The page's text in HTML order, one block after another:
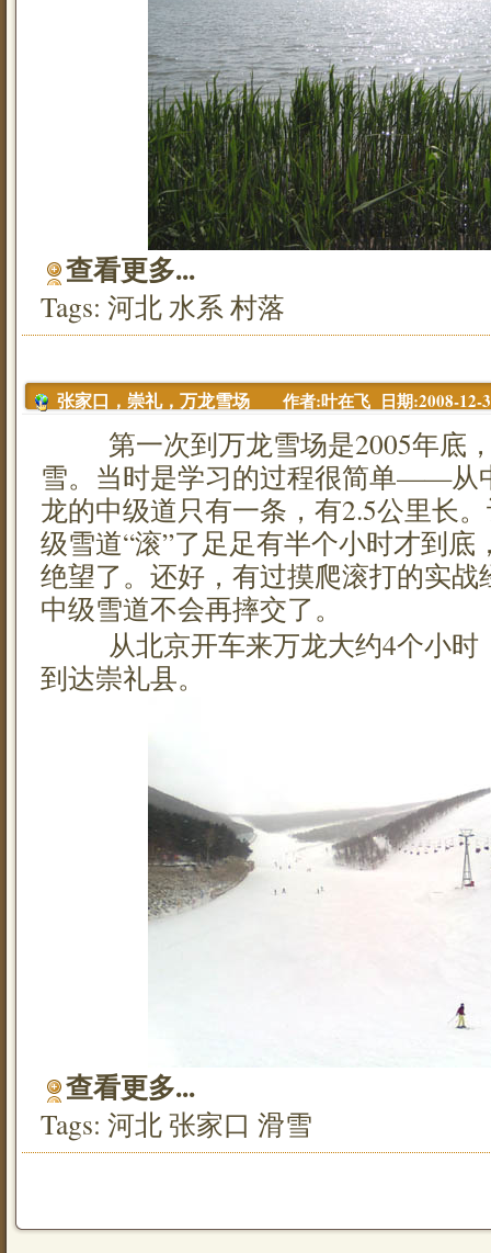
查看更多...
Tags: 河北水系村落
张家口，崇礼，万龙雪场 作者:叶在飞 日期:2008-12-
第一次到万龙雪场是2005年底，
雪。当时是学习的过程很简单——从
龙的中级道只有一条，有2.5公里长
级雪道“滚”了足足有半个小时才到底
绝望了。还好，有过摸爬滚打的实
中级雪道不会再摔交了。
从北京开车来万龙大约4个小时
到达崇礼县。
查看更多...
Tags: 河北张家口 滑雪